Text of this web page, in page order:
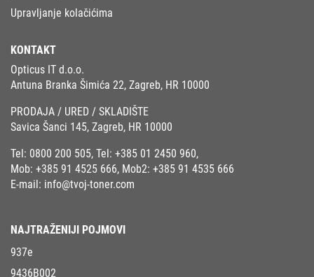
Upravljanje kolačićima
KONTAKT
Opticus IT d.o.o.
Antuna Branka Šimića 22, Zagreb, HR 10000
PRODAJA / URED / SKLADIŠTE
Savica Šanci 145, Zagreb, HR 10000
Tel: 0800 200 505, Tel: +385 01 2450 960,
Mob: +385 91 4525 666, Mob2: +385 91 4535 666
E-mail: info@tvoj-toner.com
NAJTRAŽENIJI POJMOVI
937e
9436B002